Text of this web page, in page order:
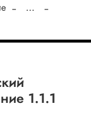
...
1.1.1